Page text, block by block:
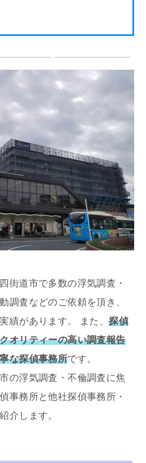
街道市で多数の浮気調査・
調査などのご依頼を頂き、
績があります。 また、探偵
オリティーの高い調査報告
な探偵事務所です。
の浮気調査・不倫調査に焦
事務所と他社探偵事務所・
介します。